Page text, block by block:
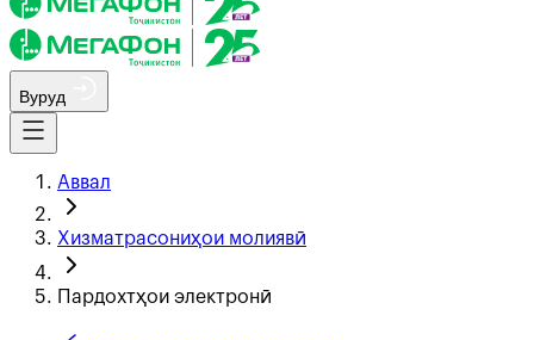
Вуруд
Аввал
Хизматрасониҳои молиявӣ
Пардохтҳои электронӣ